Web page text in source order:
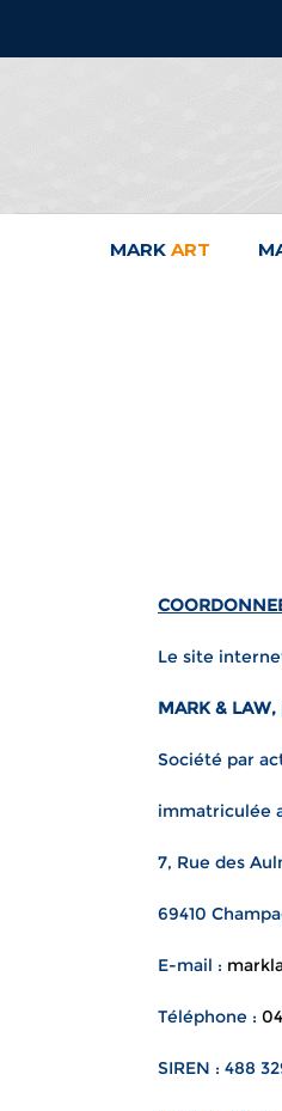
MARK ART
Le site
MARK &
Société par
immatriculée
7, Rue des
69410
E-mail :
Téléphone :
SIREN : 488